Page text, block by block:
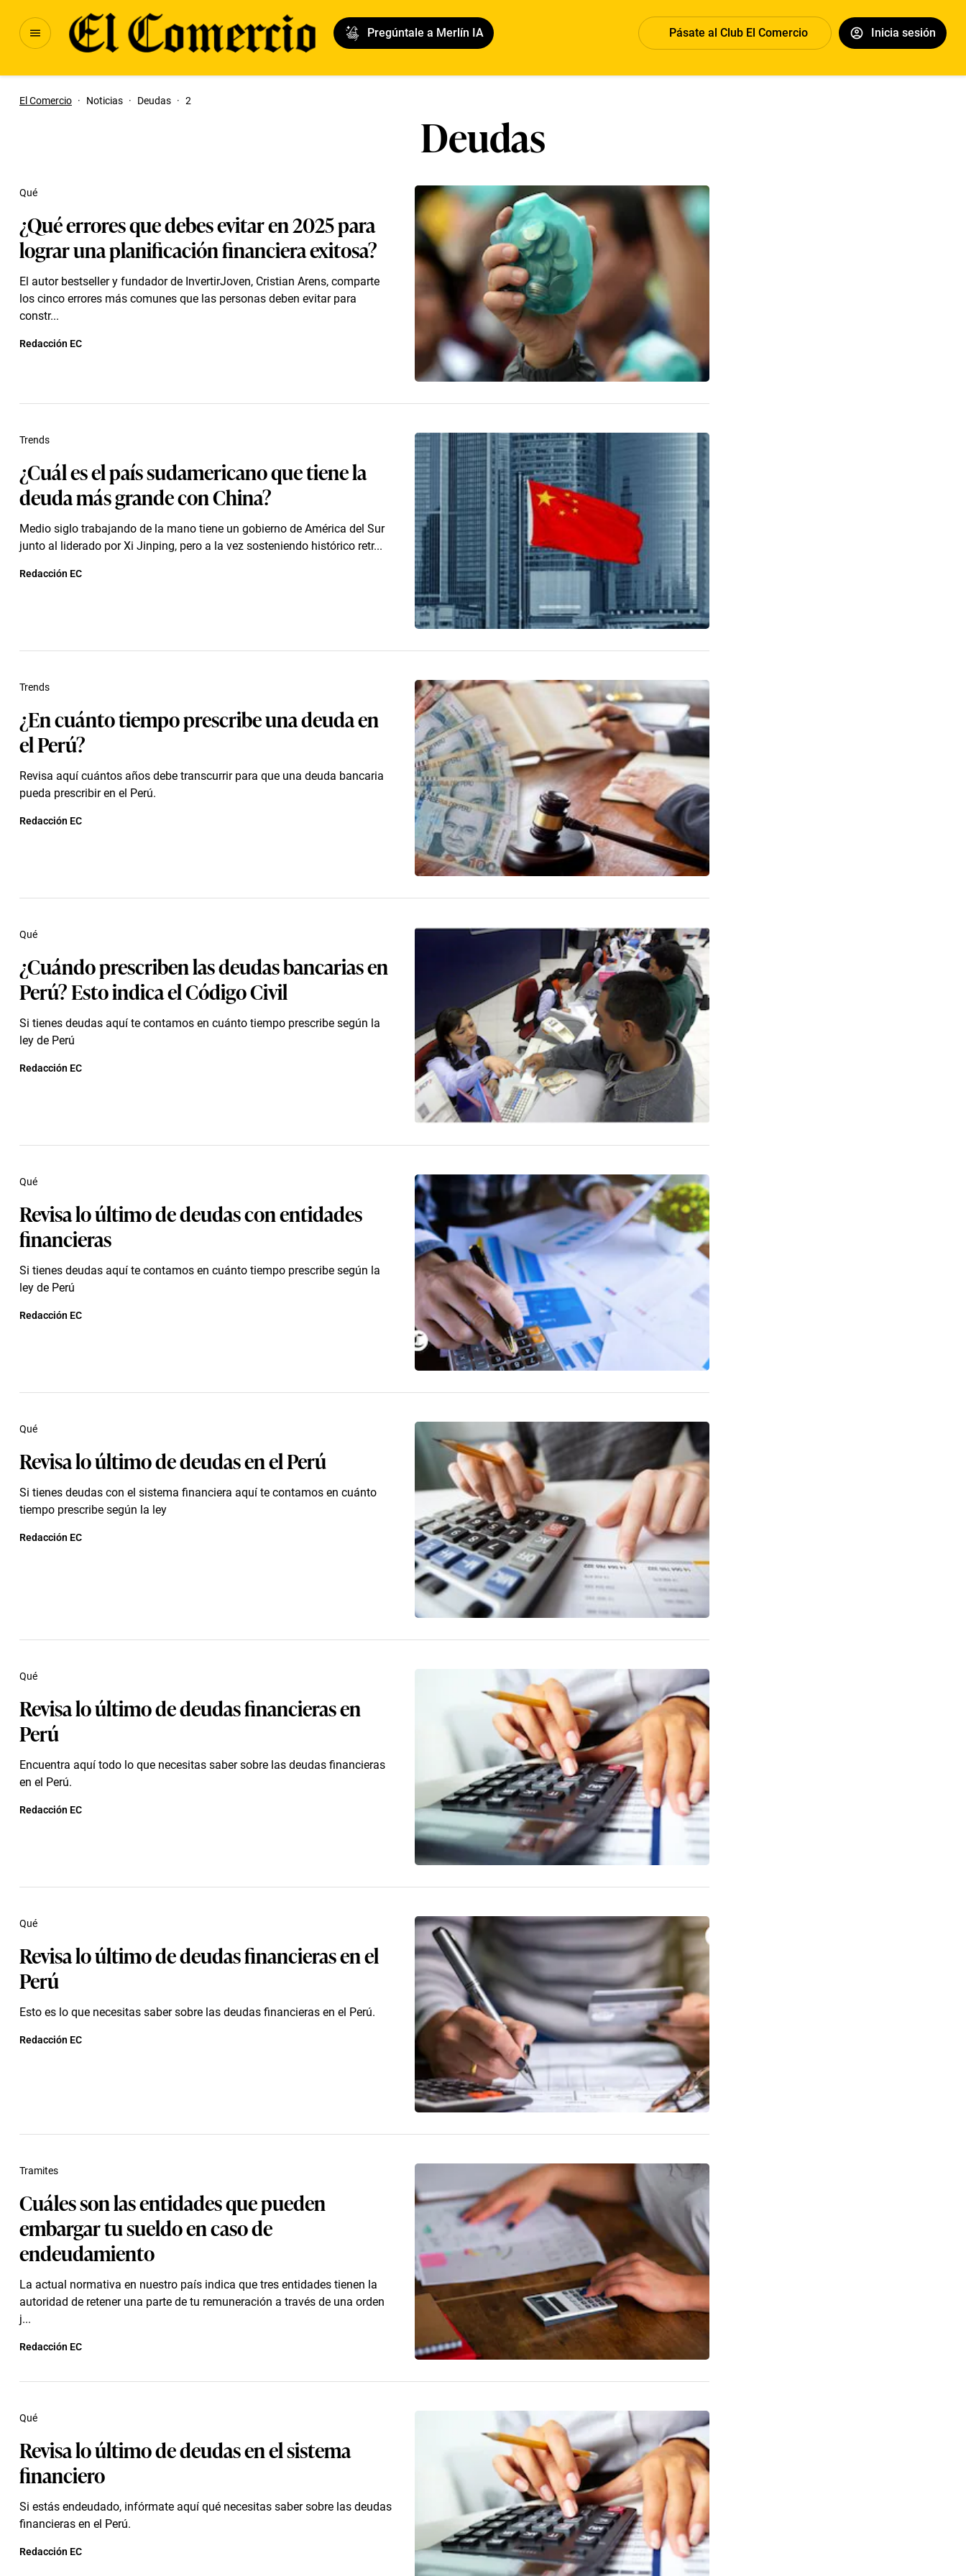
Pregúntale a Merlín IA Pásate al Club El Comercio Inicia sesión
El Comercio · Noticias · Deudas · 2
Deudas
¿Qué errores que debes evitar en 2025 para
lograr una planificación financiera exitosa?
El autor bestseller y fundador de InvertirJoven, Cristian Arens, comparte
los cinco errores más comunes que las personas deben evitar para
constr...
Qué
Redacción EC
¿Cuál es el país sudamericano que tiene la
deuda más grande con China?
Medio siglo trabajando de la mano tiene un gobierno de América del Sur
junto al liderado por Xi Jinping, pero a la vez sosteniendo histórico retr...
Trends
Redacción EC
¿En cuánto tiempo prescribe una deuda en
el Perú?
Revisa aquí cuántos años debe transcurrir para que una deuda bancaria
pueda prescribir en el Perú.
Trends
Redacción EC
¿Cuándo prescriben las deudas bancarias en
Perú? Esto indica el Código Civil
Si tienes deudas aquí te contamos en cuánto tiempo prescribe según la
ley de Perú
Qué
Redacción EC
Revisa lo último de deudas con entidades
financieras
Si tienes deudas aquí te contamos en cuánto tiempo prescribe según la
ley de Perú
Qué
Redacción EC
Revisa lo último de deudas en el Perú
Si tienes deudas con el sistema financiera aquí te contamos en cuánto
tiempo prescribe según la ley
Qué
Redacción EC
Revisa lo último de deudas financieras en
Perú
Encuentra aquí todo lo que necesitas saber sobre las deudas financieras
en el Perú.
Qué
Redacción EC
Revisa lo último de deudas financieras en el
Perú
Esto es lo que necesitas saber sobre las deudas financieras en el Perú.
Qué
Redacción EC
Cuáles son las entidades que pueden
embargar tu sueldo en caso de
endeudamiento
La actual normativa en nuestro país indica que tres entidades tienen la
autoridad de retener una parte de tu remuneración a través de una orden
j...
Tramites
Redacción EC
Revisa lo último de deudas en el sistema
financiero
Si estás endeudado, infórmate aquí qué necesitas saber sobre las deudas
financieras en el Perú.
Qué
Redacción EC